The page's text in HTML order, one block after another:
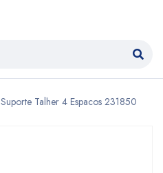
Suporte Talher 4 Espacos 231850